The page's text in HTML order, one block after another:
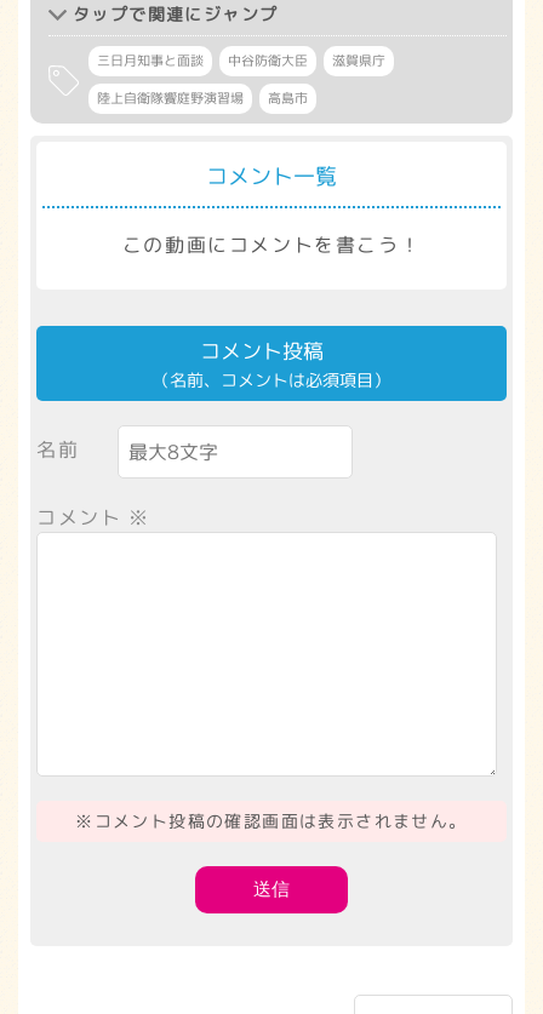
タップで関連にジャンプ
三日月知事と面談 中谷防衛大臣
滋賀県庁
陸上自衛隊饗庭野演習場
高島市
コメント一覧
この動画にコメントを書こう！
コメント投稿
（名前、コメントは必須項目）
名前
コメント ※
※コメント投稿の確認画面は表示されません。